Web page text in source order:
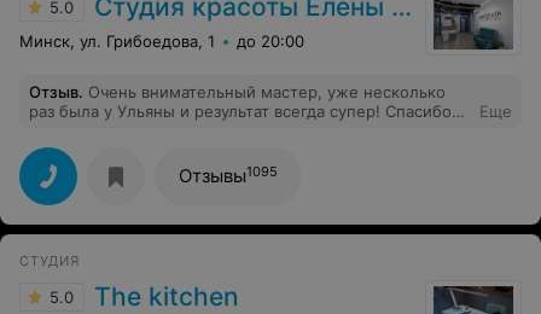
5.0 Студия красоты Елены Езерской
Минск, ул. Грибоедова, 1 до 20:00
Отзыв. Очень внимательный мастер, уже несколько
раз была у Ульяны и результат всегда супер! Спасибо
Еще
Отзывы1095
СТУДИЯ
5.0 The kitchen